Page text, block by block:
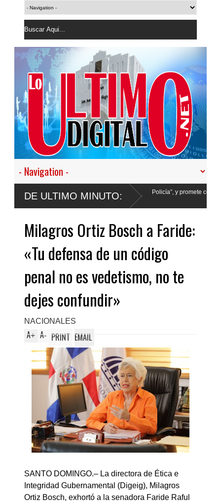
DE ULTIMO MINUTO:
en nuestro empeño de transformar la Policía”, y promete cero impunidad
Milagros Ortiz Bosch a Faride:
«Tu defensa de un código
penal no es vedetismo, no te
dejes confundir»
NACIONALES
A+ A- PRINT EMAIL
SANTO DOMINGO.– La directora de Ética e
Integridad Gubernamental (Digeig), Milagros
Ortiz Bosch, exhortó a la senadora Faride Raful